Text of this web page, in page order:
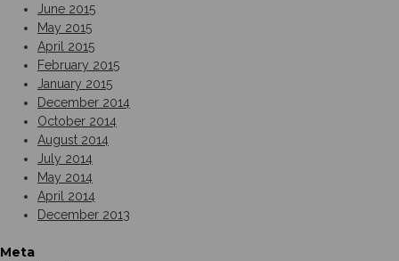
June 2015
May 2015
April 2015
February 2015
January 2015
December 2014
October 2014
August 2014
July 2014
May 2014
April 2014
December 2013
Meta